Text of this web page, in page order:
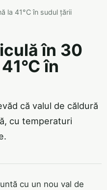
la 41°C în sudul țării
în 30
în
că valul de căldură
cu temperaturi
cu un nou val de